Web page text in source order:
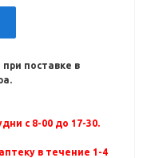
поставке в
с 8-00 до 17-30.
в течение 1-4